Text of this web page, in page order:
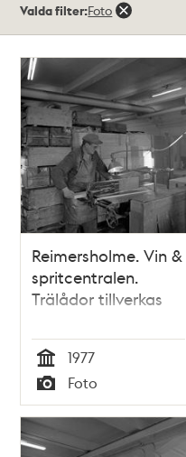
träffar
Valda filter:Foto
Reimersholme. Vin &
spritcentralen.
Trälådor tillverkas
Tid
1977
Typ
Foto